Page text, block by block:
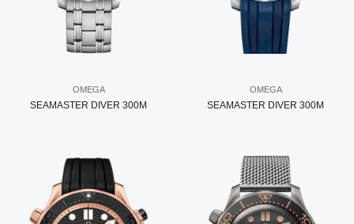
OMEGA
SEAMASTER DIVER 300M
OMEGA
SEAMASTER DIVER 300M